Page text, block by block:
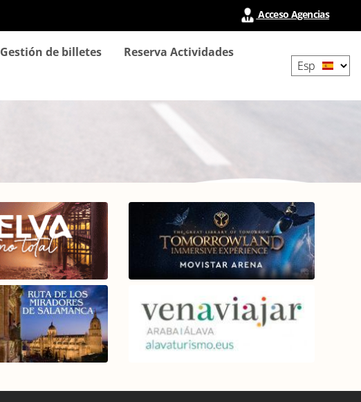
Acceso Agencias
Gestión de billetes
Reserva Actividades
your